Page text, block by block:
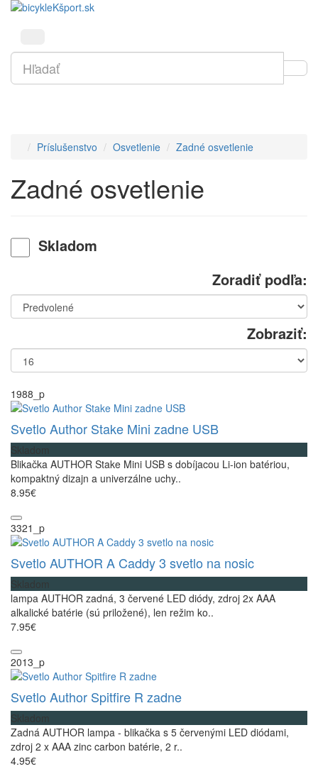
Príslušenstvo Osvetlenie Zadné osvetlenie
Zadné osvetlenie
Skladom
Zoradiť podľa:
Zobraziť:
1988_p
Svetlo Author Stake Mini zadne USB
Skladom
Blikačka AUTHOR Stake Mini USB s dobíjacou Li-ion batériou,
kompaktný dizajn a univerzálne uchy..
8.95€
3321_p
Svetlo AUTHOR A Caddy 3 svetlo na nosic
Skladom
lampa AUTHOR zadná, 3 červené LED diódy, zdroj 2x AAA
alkalické batérie (sú priložené), len režim ko..
7.95€
2013_p
Svetlo Author Spitfire R zadne
Skladom
Zadná AUTHOR lampa - blikačka s 5 červenými LED diódami,
zdroj 2 x AAA zinc carbon batérie, 2 r..
4.95€